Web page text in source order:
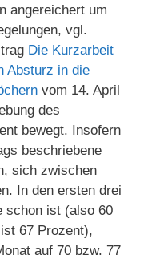
angereichert um
vgl.
Die Kurzarbeit
Absturz in die
vom 14. April
des
bewegt. Insofern
beschriebene
sich zwischen
In den ersten drei
schon ist (also 60
67 Prozent),
auf 70 bzw. 77